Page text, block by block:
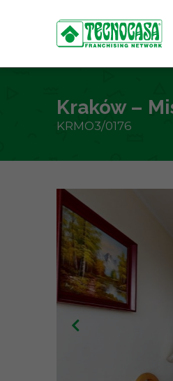
Kraków –
KRMO3/0176
+
−